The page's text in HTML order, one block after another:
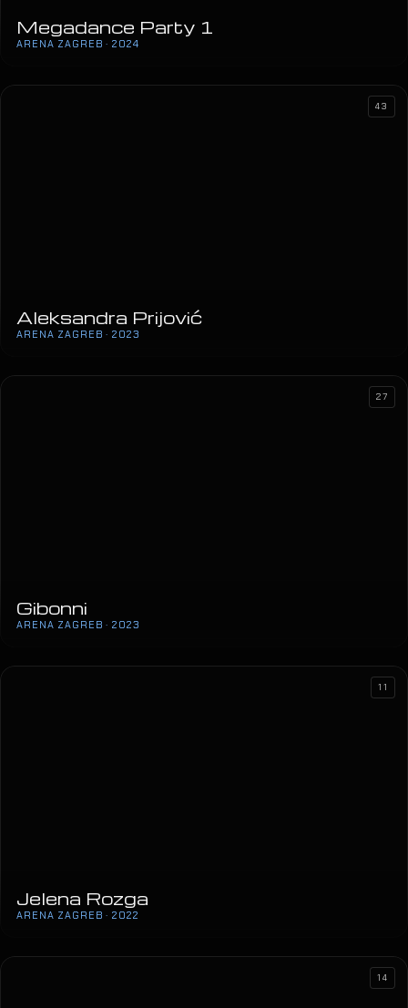
Megadance Party 1
ARENA ZAGREB · 2024
Aleksandra Prijović
ARENA ZAGREB · 2023
43
Gibonni
ARENA ZAGREB · 2023
27
Jelena Rozga
ARENA ZAGREB · 2022
11
14